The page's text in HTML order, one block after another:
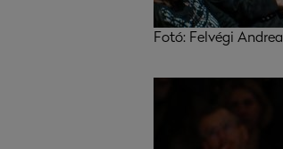
Fotó: Felvégi Andrea